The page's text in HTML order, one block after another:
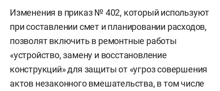
Изменения в приказ № 402, который используют
при составлении смет и планировании расходов,
позволят включить в ремонтные работы
«устройство, замену и восстановление
конструкций» для защиты от «угроз совершения
актов незаконного вмешательства, в том числе